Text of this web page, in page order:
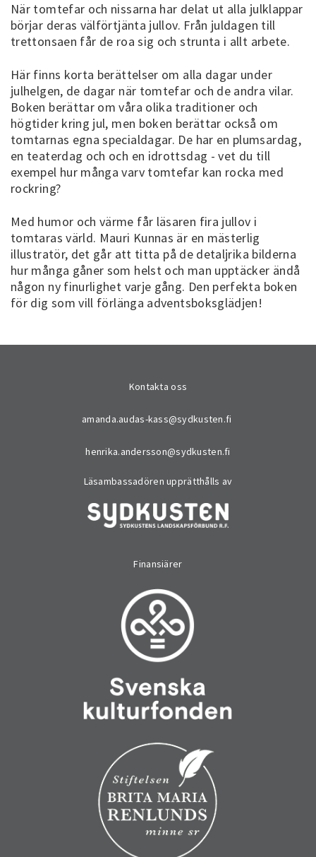
När tomtefar och nissarna har delat ut alla julklappar
börjar deras välförtjänta jullov. Från juldagen till
trettonsaen får de roa sig och strunta i allt arbete.
Här finns korta berättelser om alla dagar under
julhelgen, de dagar när tomtefar och de andra vilar.
Boken berättar om våra olika traditioner och
högtider kring jul, men boken berättar också om
tomtarnas egna specialdagar. De har en plumsardag,
en teaterdag och och en idrottsdag - vet du till
exempel hur många varv tomtefar kan rocka med
rockring?
Med humor och värme får läsaren fira jullov i
tomtaras värld. Mauri Kunnas är en mästerlig
illustratör, det går att titta på de detaljrika bilderna
hur många gåner som helst och man upptäcker ändå
någon ny finurlighet varje gång. Den perfekta boken
för dig som vill förlänga adventsboksglädjen!
Kontakta oss
amanda.audas-kass@sydkusten.fi
henrika.andersson@sydkusten.fi
Läsambassadören upprätthålls av
Finansiärer